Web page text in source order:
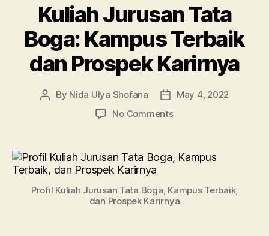
Kuliah Jurusan Tata
Boga: Kampus Terbaik
dan Prospek Karirnya
Post
By Nida Ulya Shofana
PostMay 4, 2022
No Commentson
Tata
Boga:
Terbaik
dan
Profil Kuliah Jurusan Tata Boga, Kampus Terbaik,
dan Prospek Karirnya